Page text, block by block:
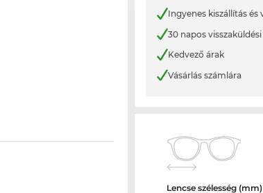
Ingyenes kiszállítás és
30 napos
Kedvező árak
Vásárlás számlára
Lencse szélesség (mm)